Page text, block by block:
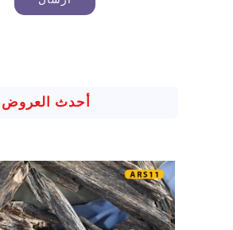
أحدث العروض